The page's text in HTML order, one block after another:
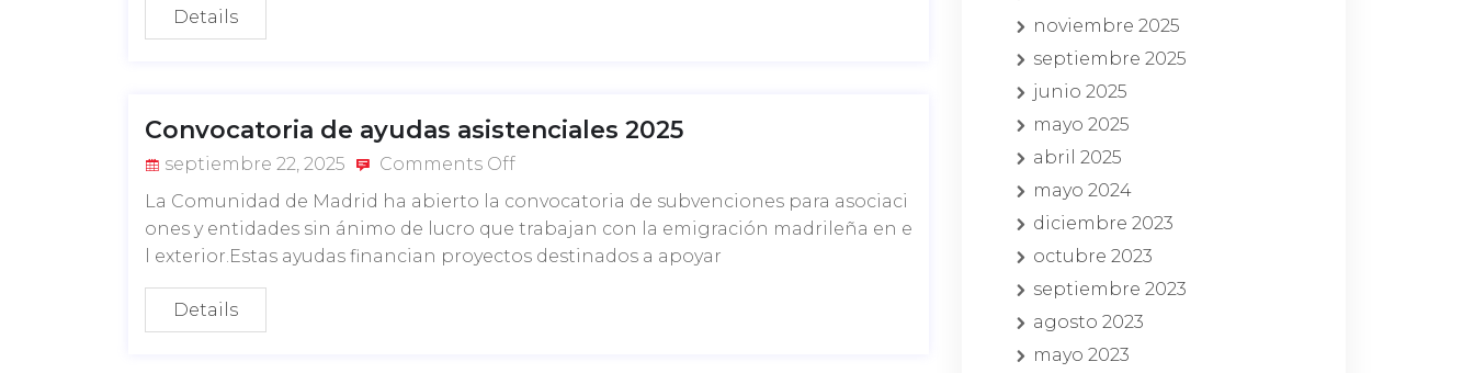
Details
Convocatoria de ayudas asistenciales 2025
septiembre 22, 2025
Comments Off
La Comunidad de Madrid ha abierto la convocatoria de subvenciones para asociaci
ones y entidades sin ánimo de lucro que trabajan con la emigración madrileña en e
l exterior.Estas ayudas financian proyectos destinados a apoyar
Details
noviembre 2025
septiembre 2025
junio 2025
mayo 2025
abril 2025
mayo 2024
diciembre 2023
octubre 2023
septiembre 2023
agosto 2023
mayo 2023